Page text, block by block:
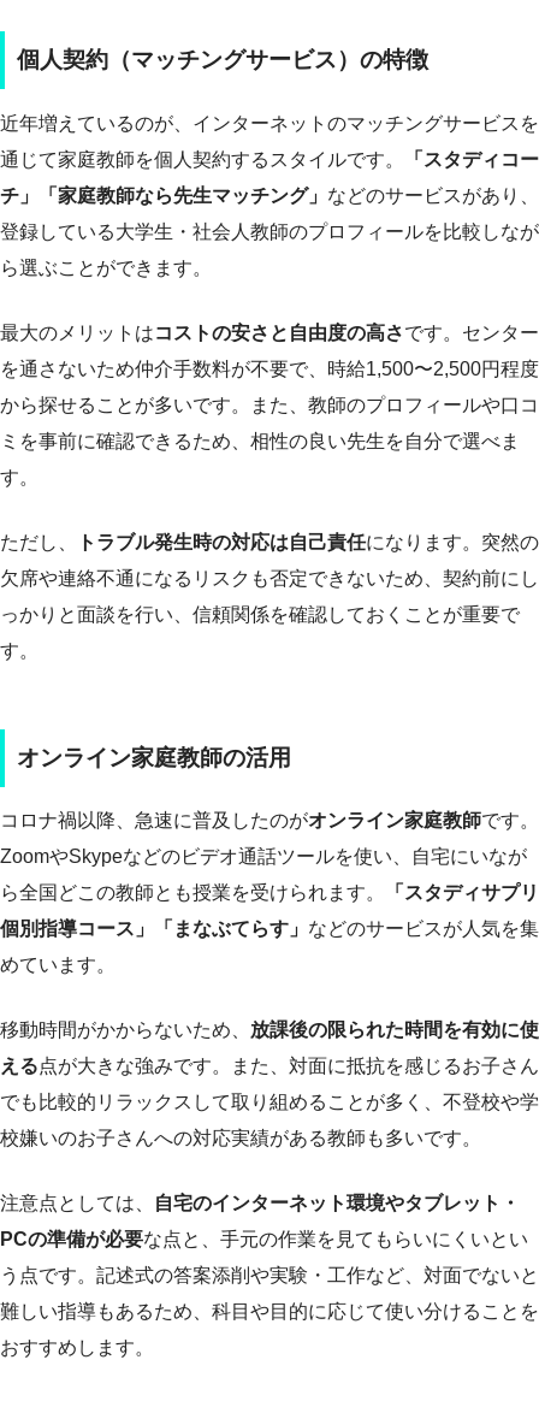
個人契約（マッチングサービス）の特徴
近年増えているのが、インターネットのマッチングサービスを
通じて家庭教師を個人契約するスタイルです。
「スタディコー
チ」「家庭教師なら先生マッチング」 などのサービスがあり、
登録している大学生・社会人教師のプロフィールを比較しなが
ら選ぶことができます。
最大のメリットはコストの安さと自由度の高さです。センター
を通さないため仲介手数料が不要で、時給1,500〜2,500円程度
から探せることが多いです。また、教師のプロフィールや口コ
ミを事前に確認できるため、相性の良い先生を自分で選べま
す。
ただし、 トラブル発生時の対応は自己責任になります。突然の
欠席や連絡不通になるリスクも否定できないため、契約前にし
っかりと面談を行い、信頼関係を確認しておくことが重要で
す。
オンライン家庭教師の活用
コロナ禍以降、急速に普及したのがオンライン家庭教師です。
ZoomやSkypeなどのビデオ通話ツールを使い、自宅にいなが
ら全国どこの教師とも授業を受けられます。
「スタディサプリ
個別指導コース」「まなぶてらす」 などのサービスが人気を集
めています。
移動時間がかからないため、 放課後の限られた時間を有効に使
える点が大きな強みです。また、対面に抵抗を感じるお子さん
でも比較的リラックスして取り組めることが多く、不登校や学
校嫌いのお子さんへの対応実績がある教師も多いです。
注意点としては、
自宅のインターネット環境やタブレット・
PCの準備が必要な点と、手元の作業を見てもらいにくいとい
う点です。記述式の答案添削や実験・工作など、対面でないと
難しい指導もあるため、科目や目的に応じて使い分けることを
おすすめします。